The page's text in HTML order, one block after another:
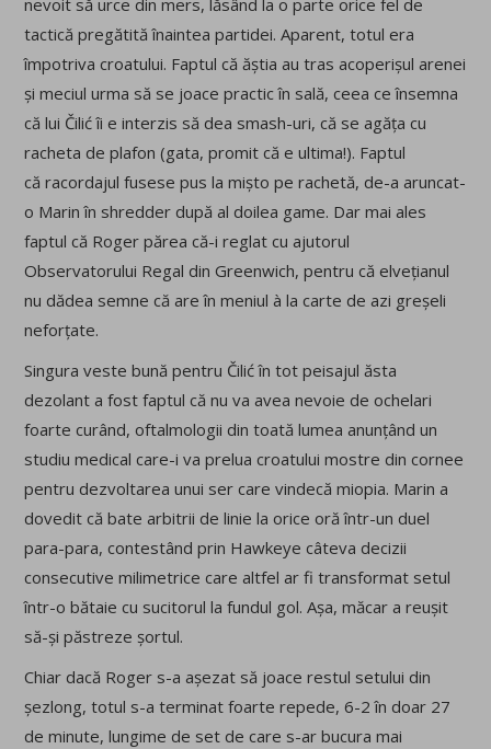
nevoit să urce din mers, lăsând la o parte orice fel de
tactică pregătită înaintea partidei. Aparent, totul era
împotriva croatului. Faptul că ăștia au tras acoperișul arenei
și meciul urma să se joace practic în sală, ceea ce însemna
că lui Čilić îi e interzis să dea smash-uri, că se agăța cu
racheta de plafon (gata, promit că e ultima!). Faptul
că racordajul fusese pus la mișto pe rachetă, de-a aruncat-
o Marin în shredder după al doilea game. Dar mai ales
faptul că Roger părea că-i reglat cu ajutorul
Observatorului Regal din Greenwich, pentru că elvețianul
nu dădea semne că are în meniul à la carte de azi greșeli
neforțate.
Singura veste bună pentru Čilić în tot peisajul ăsta
dezolant a fost faptul că nu va avea nevoie de ochelari
foarte curând, oftalmologii din toată lumea anunțând un
studiu medical care-i va prelua croatului mostre din cornee
pentru dezvoltarea unui ser care vindecă miopia. Marin a
dovedit că bate arbitrii de linie la orice oră într-un duel
para-para, contestând prin Hawkeye câteva decizii
consecutive milimetrice care altfel ar fi transformat setul
într-o bătaie cu sucitorul la fundul gol. Așa, măcar a reușit
să-și păstreze șortul.
Chiar dacă Roger s-a așezat să joace restul setului din
șezlong, totul s-a terminat foarte repede, 6-2 în doar 27
de minute, lungime de set de care s-ar bucura mai